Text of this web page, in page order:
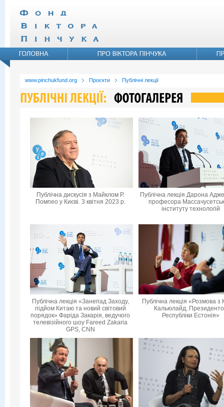
www.pinchukfund.org Проєкти Публічні лекції
Публічна дискусія з Майклом Р.
Помпео у Києві. 3 квітня 2023 р.
Публічна лекція Дарона
професора
інституту технологій
Публічна лекція «Занепад Заходу,
підйом Китаю та новий світовий
порядок» Фаріда Закарія, ведучого
телевізійного шоу Fareed Zakaria
GPS, CNN
Публічна лекція «Розмова з
Кальюлайд,
Республіки Естонія»